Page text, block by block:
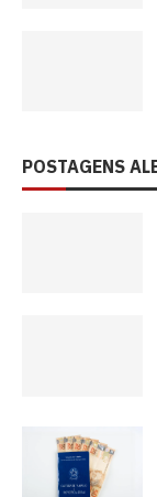
POSTAGENS